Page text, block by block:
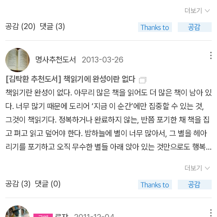
확하게 파악하기는 힘들다. 발자국 표면도 세심하게 살펴야 한다. 발
자국의 경계면과 발가락 사이로 빠져나온 진흙이 축축한지 말랐는지,
뾰족한지 마모되었는지에 따라 지나간 시기를 추측할 수 있다. 발자
국 안에 물이 남아 있다면 그 상태가 어떤지도 중요한 정보다. 맑은 물
이라면 한 시간 이전에 지나간 발자국이고, 흙이 채 가라앉지 않은 탁
한 물이라면 한 시간 이내에 지나간 발자국이다.- 111쪽 만약 지금도
물이 움직이고 있다면 몇 분 전에 지나간 것이다. 풀을 밟았을 때는 풀
이 어느 방향으로 넘어졌는지, 부러진 풀줄기가 얼마나 시들었는지,
새벽이라면 이슬이 매달려 있는지 여부를 잘 관찰해야 한다. 부러진
나뭇가지나 엎어진 돌, 나뭇가지에 걸린 한 움큼의 털갈이 제 위치를
벗어난 자연의 사물에도 예리한 눈길을 주어야 한다. 자취를 관찰하
는 것은 '모호'에서 '구체'로 한 걸음씩 옮겨가는 일이다. 거듭 관찰하
눈앞에 생생하게 보이는 것처럼 윤기나는 하나의 작은 사실이 된다.
하나의 사실은 새로운 사실에 연결되고 이렇게 작은 사실들이 조금씩
을 이루고 있다. 시베리아에서 불어오는 차가운 북서풍이 시호테알린
로 바뀐다. 그래서 수많은 강들이 이 산맥에서 발원하게 되었는데, 크
고 작은 강들은 서쪽으로 흘러가다가 지맥의 높낮이에 따라 제각
각 호르Horr 강, 비긴Bikin 강, 이만 Imman 강으로합류하고, 결
국 우수리 강으로 들어가 그 흐름을 마친다. 그래서 우수리 강부
터 그 지류들의 발원지인시호테알린 산맥 너머 동해까지를 ‘우수
리 유역‘, 줄여서 ‘우주리‘ 라고 부른다.시호테알린 산맥은 장백산맥
과 함경산맥을 거쳐 한반도의 백두대간으로 이어진다. 지질학상 같
은 동해안 지맥을 두고 우리나라에서는 백두대간, 우수리에서는 시호
테일린 산맥이라 부르는 것이다. 평균고도가 약 1,000미터로, 동북
대를 제외하고는 한대식물과 온대식물이 잘 혼합된 울창한 숲으로 덮
여 있어 지금도 우수리호랑이, 조선표범, 스라소니, 반달가슴곰, 백두
산사슴, 우수리사슴, 호사비오리 등 세계적으로 멸종위기에 처한동물
들에게 안식처를 제공하고 있다. 과거 호랑이를 비롯한 많은 생물들
닐, <전염병의 세계사>, 신동원, <호열자, 조선을 습격하다> 맥닐
은 아스텍 제국의 멸망에 의구심을 갖게 되었다. 6백 명이 채 안되는
스페인군이 어떻게 수백만 명에 달하는 아스텍인들을 정복할 수 있었
을까. 그는 자료 조사를 통해 당시 천연두에 의해 아스텍 인구의 약 3
0%가 사망했다는 것을 알았고, 전염병과 역사의 관계에 관심을 갖게
되어 20년간의 연구 끝에 <전염병의 세계사>를 저술했다. 신동원
의 책은 19세기 조선을 강타한 콜레라의 역사성을 규명한 책이다. 뉴
라이트 일베들은 일제의 식민 지배로 콜레라의 피해가 줄어들었다고
하는데, 오히려 폐결핵 사망자는 5,973명에 달했다. 연쇄 19. 신종
전염병, 정신 질환 에단 와터스, <미국처럼 미쳐가는 세계> 워터스
는“섭식 장애, 우울증, 외상후스트레스장애 같은 병들을 발생시키고
유행시켜온 병원균은 무엇인가?“라고 물은 뒤, 그 바이러스는 바로
여자들에게 미치다. 산드라 길버트, 수전 구바, <다락방의 미친 여자
헌 바람구두님 이벤트에 참가하며 http://blog.aladin.co.kr/winds
hoes/522121 TTB 광고 서재 위에 책꽂이 5권, 아래 책꽂이 100
권이 넘는 책이 광고되고 있으나 지인이 책 추천을 부탁할 때, ‘광고를
보세요’라고 할 수 없었다. 얼마 전 지인이 책 추천을 부탁해 와 추천
을 하면서 미흡하지만 페이퍼를 그냥 작성하고 나중에 수정을 하기로
한다. (완독이 안 된 몇 권이 포함되어 있다. <도쿠가와 이에야스>, <
우울과 몽상>, <잃어버린 시간을 찾아서>이다. 그러나 읽은 범위 내
에서도 추천할 만 했다.) 추천도서는 오히려 늘려 하고 있다. <태백산
맥> 등. * 내 인생의 책 * 추천도서 100권 (내 인생의 책 포함
실제 133권, 무순無順)
더보기
공감 (20) 댓글 (3)
명사추천도서 2013-03-26
[김탁환 추천도서] 책읽기에 완성이란 없다
책읽기란 완성이 없다. 아무리 많은 책을 읽어도 더 많은 책이 남아 있
다. 너무 많기 때문에 도리어 ‘지금 이 순간’에만 집중할 수 있는 것,
그것이 책읽기다. 정복하거나 완료하지 않는, 반쯤 포기한 채 책을 집
고 펴고 읽고 덮어야 한다. 밤하늘에 별이 너무 많아서, 그 별을 헤아
리기를 포기하고 오직 무수한 별들 아래 앉아 있는 것만으로도 행복
것으로 그만인 넉넉함! 선방일기 / 지허스님깊고 담백한 샘물을 닮
았다. 깨닫고자 정진하는 인간과 불현듯 깨달음을 만드는 자연, 그 둘
만으로도 세상은 살 만한 곳이다. 이야기를 만드는 기계 / 김진송진
짜 이야기를 만드는 기계로 가득한 책. 상상은 스케치를 거쳐 움직이
더보기
공감 (3) 댓글 (0)